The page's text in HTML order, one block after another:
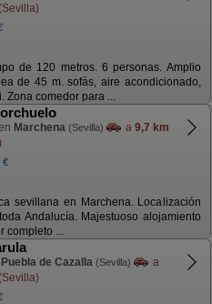
de 120 metros. 6 personas. Amplio
de 45 m. sofás, aire acondicionado,
Zona comedor para ...
Marchena (Sevilla) a 9,7 km
€
sevillana en Marchena. Localización
Andalucía. Majestuoso alojamiento
completo ...
Puebla de Cazalla (Sevilla)
a